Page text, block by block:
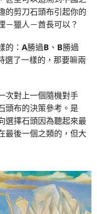
的剪刀石頭布引起你的
－獵人－酋長可以？
的：A勝過B 、 B勝過
選了一樣的，那要嘛兩
次對上一個隨機對手
頭布的決策參考。是
選擇石頭因為聽起來最
最後一個之類的，但大